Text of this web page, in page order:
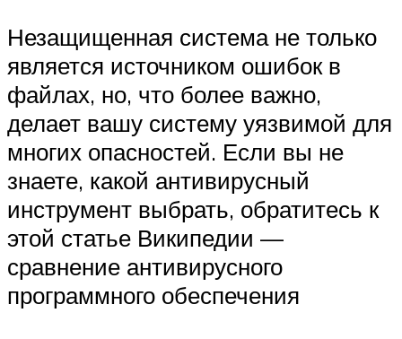
Незащищенная система не только
является источником ошибок в
файлах, но, что более важно,
делает вашу систему уязвимой для
многих опасностей. Если вы не
знаете, какой антивирусный
инструмент выбрать, обратитесь к
этой статье Википедии —
сравнение антивирусного
программного обеспечения